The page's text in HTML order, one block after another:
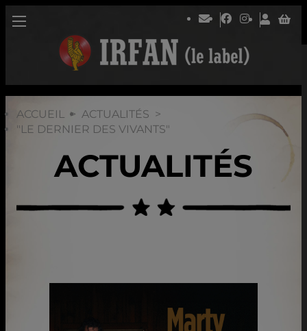
ACCUEIL
ACTUALITÉS
"LE DERNIER DES VIVANTS"
ACTUALITÉS